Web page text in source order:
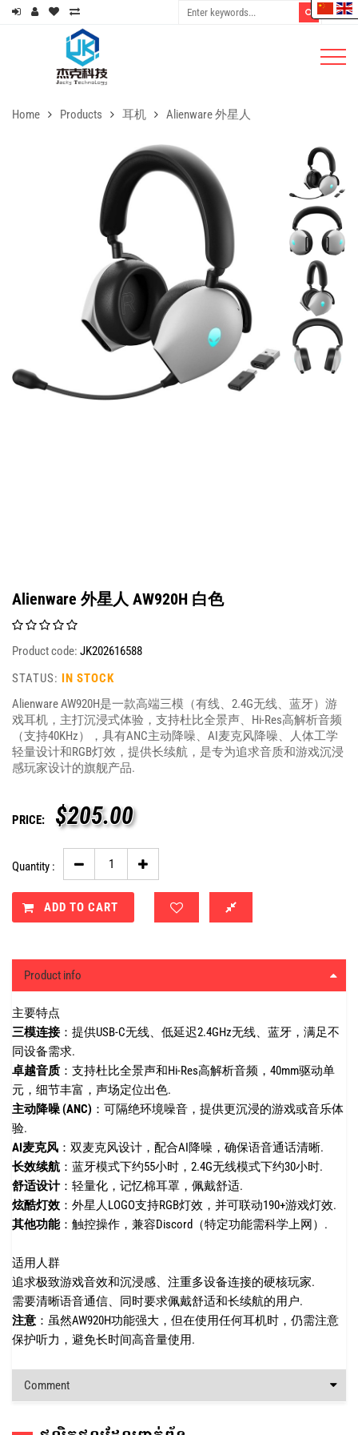
Home Products 耳机 Alienware 外星人
Alienware 外星人 AW920H 白色
Product code: JK202616588
STATUS:
IN STOCK
Alienware AW920H是一款高端三模（有线、2.4G无线、蓝牙）游
戏耳机，主打沉浸式体验，支持杜比全景声、Hi-Res高解析音频
（支持40KHz），具有ANC主动降噪、AI麦克风降噪、人体工学
轻量设计和RGB灯效，提供长续航，是专为追求音质和游戏沉浸
感玩家设计的旗舰产品.
PRICE: $205.00
Quantity :
ADD TO CART
Product info
主要特点
三模连接：提供USB-C无线、低延迟2.4GHz无线、蓝牙，满足不
同设备需求.
卓越音质 ：支持杜比全景声和Hi-Res高解析音频，40mm驱动单
元，细节丰富，声场定位出色.
主动降噪 (ANC) ：可隔绝环境噪音，提供更沉浸的游戏或音乐体
验.
AI麦克风 ：双麦克风设计，配合AI降噪，确保语音通话清晰.
长效续航 ：蓝牙模式下约55小时，2.4G无线模式下约30小时.
舒适设计：轻量化，记忆棉耳罩，佩戴舒适.
炫酷灯效 ：外星人LOGO支持RGB灯效，并可联动190+游戏灯效.
其他功能：触控操作，兼容Discord（特定功能需科学上网）.
适用人群
追求极致游戏音效和沉浸感、注重多设备连接的硬核玩家.
需要清晰语音通信、同时要求佩戴舒适和长续航的用户.
注意 ：虽然AW920H功能强大，但在使用任何耳机时，仍需注意
保护听力，避免长时间高音量使用.
Comment